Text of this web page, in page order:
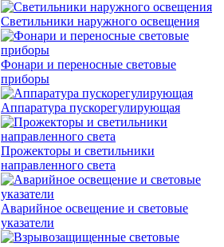
Светильники наружного освещения
Фонари и переносные световые
приборы
Аппаратура пускорегулирующая
Прожекторы и светильники
направленного света
Аварийное освещение и световые
указатели